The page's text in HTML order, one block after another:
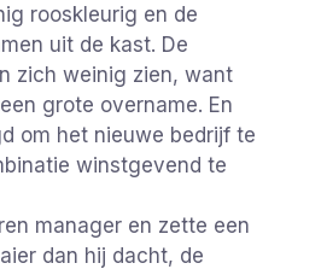
rooskleurig en de
uit de kast. De
zich weinig zien, want
grote overname. En
om het nieuwe bedrijf te
winstgevend te
manager en zette een
dan hij dacht, de